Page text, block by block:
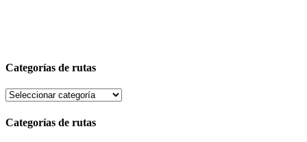
Categorías de rutas
Categorías de rutas